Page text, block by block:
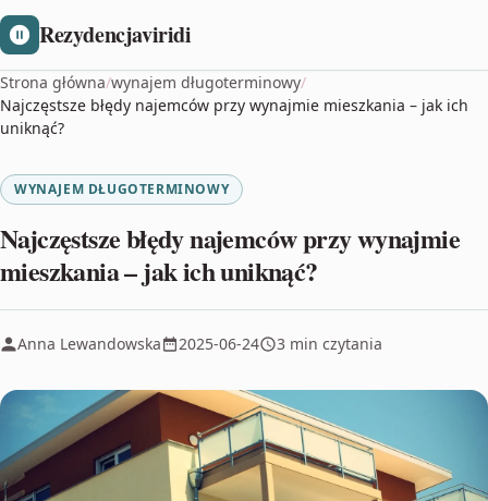
Rezydencjaviridi
Strona główna/wynajem długoterminowy/
Najczęstsze błędy najemców przy wynajmie mieszkania – jak ich
uniknąć?
WYNAJEM DŁUGOTERMINOWY
Najczęstsze błędy najemców przy wynajmie
mieszkania – jak ich uniknąć?
Anna Lewandowska 2025-06-24 3 min czytania